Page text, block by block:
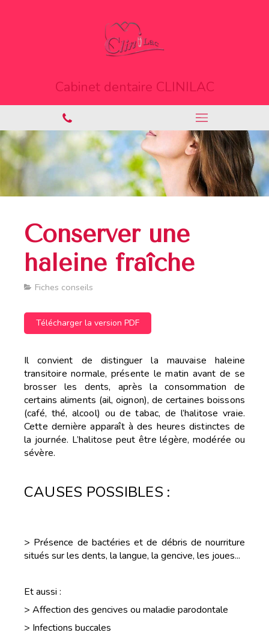
Cabinet dentaire CLINILAC
Conserver une
haleine fraîche
Fiches conseils
Télécharger la version PDF
Il convient de distinguer la mauvaise haleine
transitoire normale, présente le matin avant de se
brosser les dents, après la consommation de
certains aliments (ail, oignon), de certaines boissons
(café, thé, alcool) ou de tabac, de l’halitose vraie.
Cette dernière apparaît à des heures distinctes de
la journée. L’halitose peut être légère, modérée ou
sévère.
CAUSES POSSIBLES :
> Présence de bactéries et de débris de nourriture
situés sur les dents, la langue, la gencive, les joues...
Et aussi :
> Affection des gencives ou maladie parodontale
> Infections buccales